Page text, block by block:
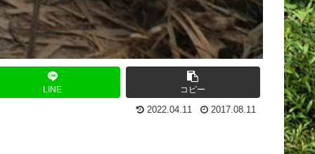
LINE コピー
2022.04.11 2017.08.11